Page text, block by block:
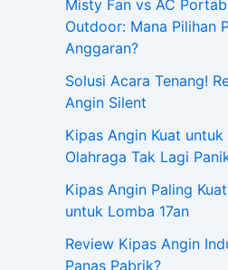
Misty Fan vs AC
Outdoor: Mana Pilihan
Anggaran?
Solusi Acara Tenang!
Angin Silent
Kipas Angin Kuat untuk
Olahraga Tak Lagi
Kipas Angin Paling
untuk Lomba 17an
Review Kipas Angin
Panas Pabrik?